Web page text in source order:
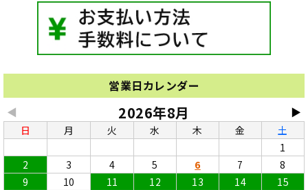
営業日カレンダー
◀ ▶
2026年8月
日 月 火 水 木 金
土
1
2
3 4 5 6 7
8
9
10 11 12 13 14
15